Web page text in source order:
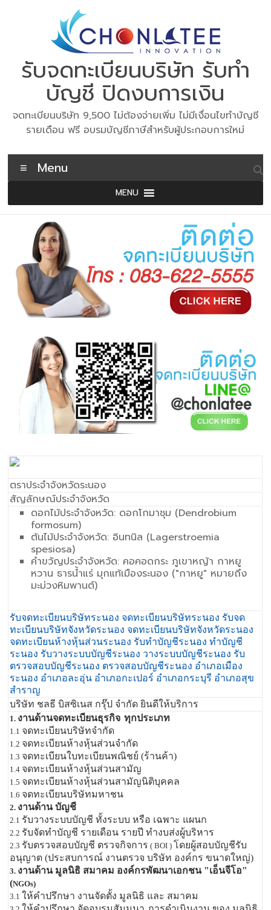
รับจดทะเบียนบริษัท รับทำ
บัญชี ปิดงบการเงิน
จดทะเบียนบริษัท 9,500 ไม่ต้องจ่ายเพิ่ม ไม่มีเงื่อนไขทำบัญชี
รายเดือน ฟรี อบรมบัญชีภาษีสำหรับผู้ประกอบการใหม่
Menu
MENU
ตราประจำจังหวัดระนอง
สัญลักษณ์ประจำจังหวัด
ดอกไม้ประจำจังหวัด: ดอกโกมาชุม (Dendrobium
formosum)
ต้นไม้ประจำจังหวัด: อินทนิล (Lagerstroemia
spesiosa)
คำขวัญประจำจังหวัด: คอคอดกระ ภูเขาหญ้า กาหยู
หวาน ธารน้ำแร่ มุกแท้เมืองระนอง ("กาหยู" หมายถึง
มะม่วงหิมพานต์)
รับจดทะเบียนบริษัทระนอง จดทะเบียนบริษัทระนอง รับจด
ทะเบียนบริษัทจังหวัดระนอง จดทะเบียนบริษัทจังหวัดระนอง
จดทะเบียนห้างหุ้นส่วนระนอง รับทำบัญชีระนอง ทำบัญชี
ระนอง รับวางระบบบัญชีระนอง วางระบบบัญชีระนอง รับ
ตรวจสอบบัญชีระนอง ตรวจสอบบัญชีระนอง อำเภอเมือง
ระนอง อำเภอละอุ่น อำเภอกะเปอร์ อำเภอกระบุรี อำเภอสุข
สำราญ
บริษัท ชลธี บิสซิเนส กรุ๊ป จำกัด ยินดีให้บริการ
1. งานด้านจดทะเบียนธุรกิจ ทุกประเภท
1.1 จดทะเบียนบริษัทจำกัด
1.2 จดทะเบียนห้างหุ้นส่วนจำกัด
1.3 จดทะเบียนใบทะเบียนพณิชย์ (ร้านค้า)
1.4 จดทะเบียนห้างหุ้นส่วนสามัญ
1.5 จดทะเบียนห้างหุ้นส่วนสามัญนิติบุคคล
1.6 จดทะเบียนบริษัทมหาชน
2. งานด้าน บัญชี
2.1 รับวางระบบบัญชี ทั้งระบบ หรือ เฉพาะ แผนก
2.2 รับจัดทำบัญชี รายเดือน รายปี ทำงบส่งผู้บริหาร
2.3 รับตรวจสอบบัญชี ตรวจกิจการ ( BOI ) โดยผู้สอบบัญชีรับ
อนุญาต (ประสบการณ์ งานตรวจ บริษัท องค์กร ขนาดใหญ่)
3. งานด้าน มูลนิธิ สมาคม องค์กรพัฒนาเอกชน "เอ็นจีโอ"
(NGOs)
3.1 ให้คำปรึกษา งานจัดตั้ง มูลนิธิ และ สมาคม